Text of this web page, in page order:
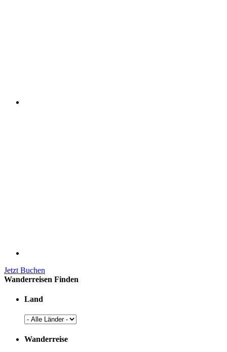
Jetzt Buchen
Wanderreisen Finden
Land
Wanderreise